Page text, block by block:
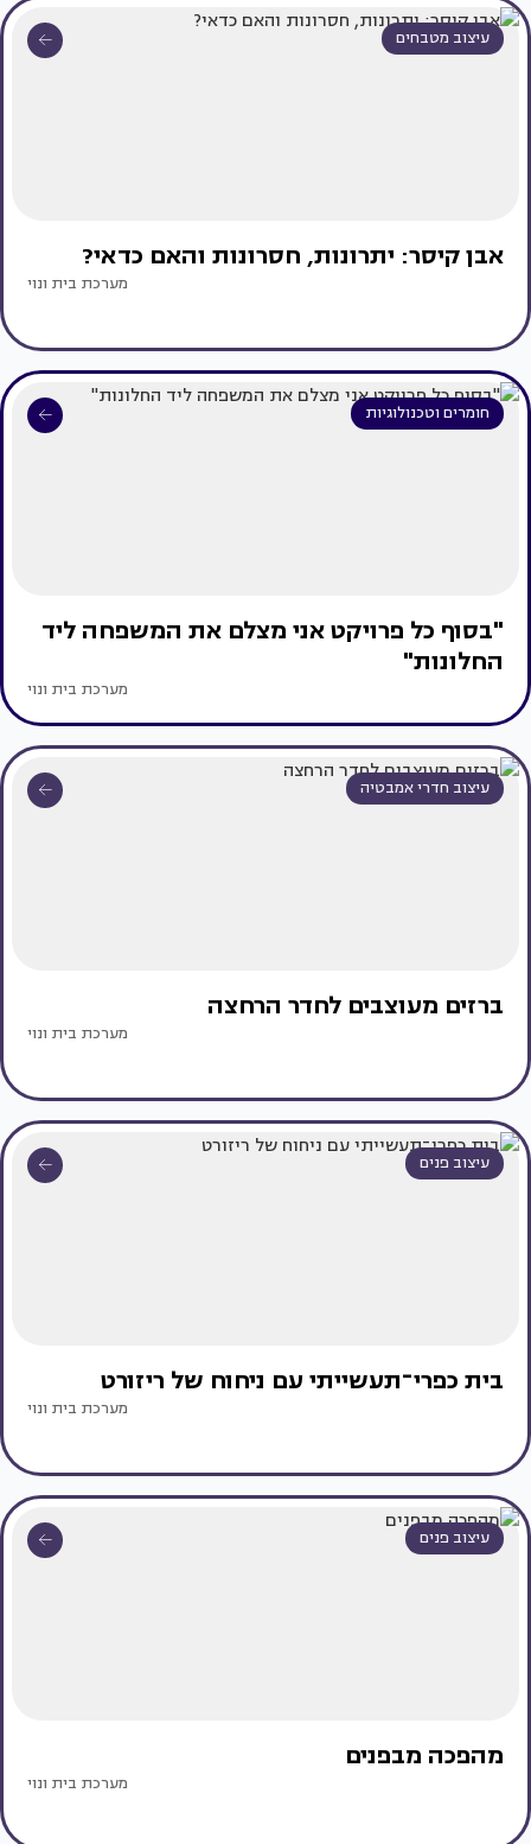
עיצוב מטבחים
אבן קיסר: יתרונות, חסרונות והאם כדאי?
מערכת בית ונוי
חומרים וטכנולוגיות
"בסוף כל פרויקט אני מצלם את המשפחה ליד
החלונות"
מערכת בית ונוי
עיצוב חדרי אמבטיה
ברזים מעוצבים לחדר הרחצה
מערכת בית ונוי
עיצוב פנים
בית כפרי־תעשייתי עם ניחוח של ריזורט
מערכת בית ונוי
עיצוב פנים
מהפכה מבפנים
מערכת בית ונוי